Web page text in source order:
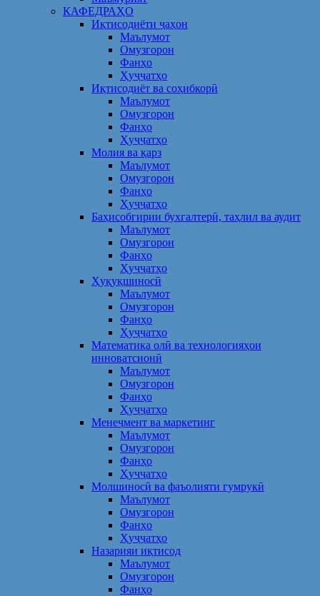
КАФЕДРАҲО
Иқтисодиёти ҷаҳон
Маълумот
Омузгорон
Фанҳо
Ҳуҷҷатҳо
Иқтисодиёт ва соҳибкорӣ
Маълумот
Омузгорон
Фанҳо
Ҳуҷҷатҳо
Молия ва қарз
Маълумот
Омузгорон
Фанҳо
Ҳуҷҷатҳо
Баҳисобгирии бухгалтерӣ, таҳлил ва аудит
Маълумот
Омузгорон
Фанҳо
Ҳуҷҷатҳо
Ҳуқуқшиносӣ
Маълумот
Омузгорон
Фанҳо
Ҳуҷҷатҳо
Математика олӣ ва технологияҳои
инноватсионӣ
Маълумот
Омузгорон
Фанҳо
Ҳуҷҷатҳо
Менеҷмент ва маркетинг
Маълумот
Омузгорон
Фанҳо
Ҳуҷҷатҳо
Молшиносӣ ва фаъолияти гумрукӣ
Маълумот
Омузгорон
Фанҳо
Ҳуҷҷатҳо
Назарияи иқтисод
Маълумот
Омузгорон
Фанҳо